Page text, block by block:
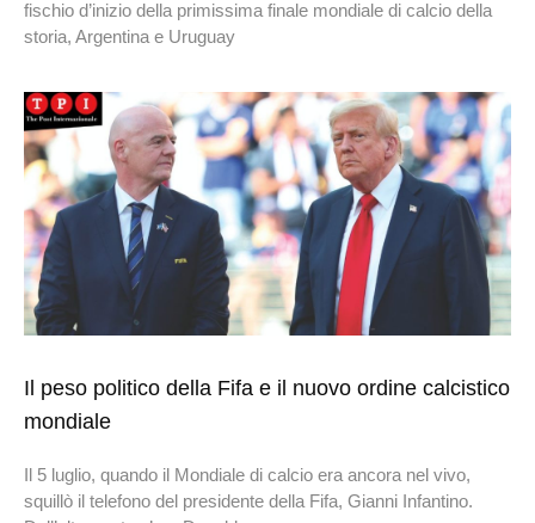
fischio d’inizio della primissima finale mondiale di calcio della
storia, Argentina e Uruguay
Il peso politico della Fifa e il nuovo ordine calcistico
mondiale
Il 5 luglio, quando il Mondiale di calcio era ancora nel vivo,
squillò il telefono del presidente della Fifa, Gianni Infantino.